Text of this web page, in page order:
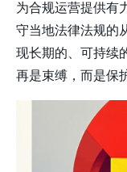
为合规运营提供有
守当地法律法规的
现长期的、可持续
再是束缚，而是保